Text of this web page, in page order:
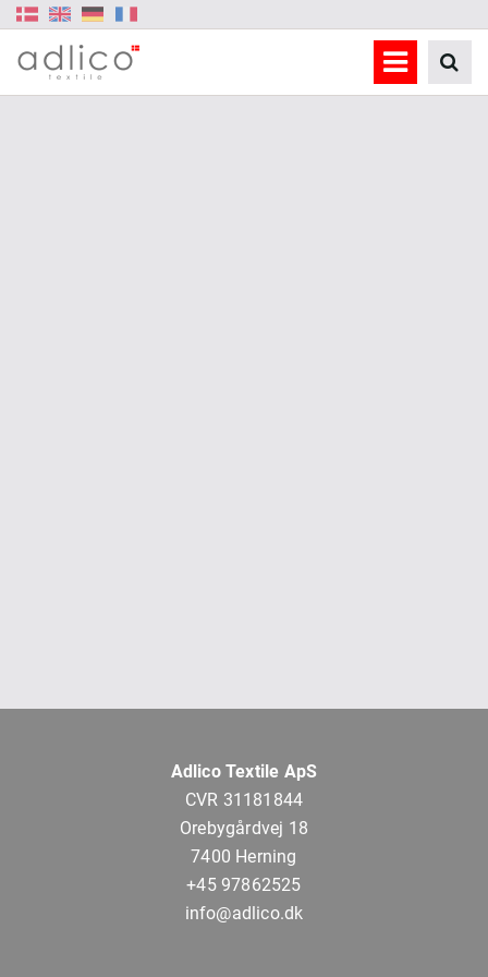
Adlico Textile ApS
CVR 31181844
Orebygårdvej 18
7400 Herning
+45 97862525
info@adlico.dk